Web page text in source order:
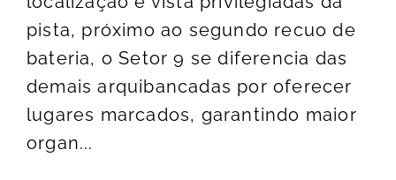
pista, próximo ao segundo recuo de
bateria, o Setor 9 se diferencia das
demais arquibancadas por oferecer
lugares marcados, garantindo maior
organ...